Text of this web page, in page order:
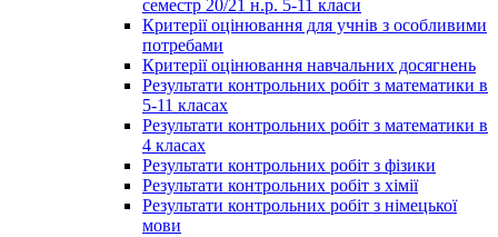
семестр 20/21 н.р. 5-11 класи
Критерії оцінювання для учнів з особливими
потребами
Критерії оцінювання навчальних досягнень
Результати контрольних робіт з математики в
5-11 класах
Результати контрольних робіт з математики в
4 класах
Результати контрольних робіт з фізики
Результати контрольних робіт з хімії
Результати контрольних робіт з німецької
мови